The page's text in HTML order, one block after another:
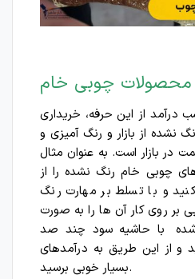
محصولات چوبی خام
درآمد از این حرفه، خریداری
از بازار و رنگ آمیزی و
در بازار است. به عنوان مثال
چوبی خام رنگ نشده را از
کنید و با تسلط بر مهارت رنگ
بر روی کار آن ها را به صورت
شده با حاشیه سود چند صد
و از این طریق به درآمدهای
بسیار خوبی برسید.